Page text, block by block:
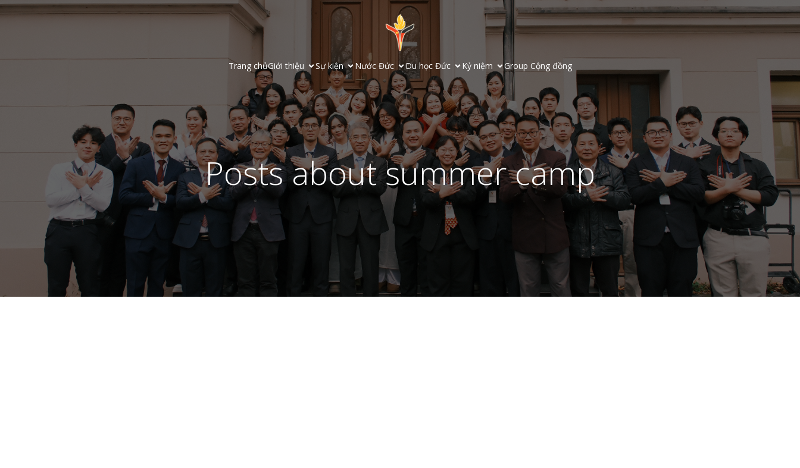
Trang chủGiới thiệu Sự kiện Nước Đức Du học Đức Kỷ niệm Group Cộng đồng
Posts about summer camp